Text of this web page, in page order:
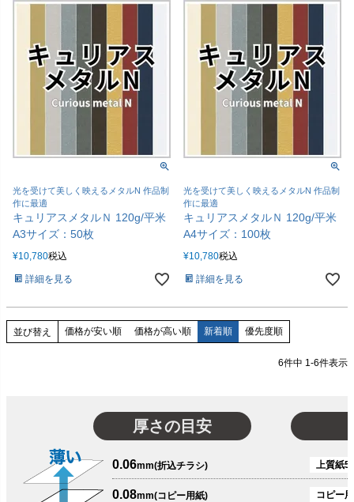
光を受けて美しく映えるメタルN 作品制
作に最適
キュリアスメタルＮ 120g/平米
A3サイズ：50枚
¥10,780税込
詳細を見る
光を受けて美しく映えるメタルN 作品制
作に最適
キュリアスメタルＮ 120g/平米
A4サイズ：100枚
¥10,780税込
詳細を見る
並び替え 価格が安い順 価格が高い順 新着順 優先度順
6件中 1-6件表示
厚さの目安
0.06mm(折込チラシ) 上質紙
0.08mm(コピー用紙) コピー